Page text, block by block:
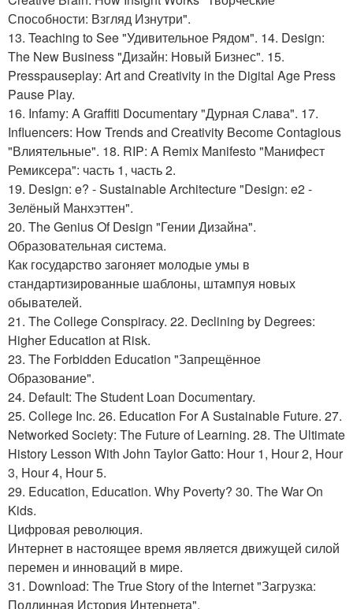
Способности: Взгляд Изнутри".
13. Teaching to See "Удивительное Рядом". 14. Design:
The New Business "Дизайн: Новый Бизнес". 15.
Presspauseplay: Art and Creativity in the Digital Age Press
Pause Play.
16. Infamy: A Graffiti Documentary "Дурная Слава". 17.
Influencers: How Trends and Creativity Become Contagious
"Влиятельные". 18. RIP: A Remix Manifesto "Манифест
Ремиксера": часть 1, часть 2.
19. Design: e? - Sustainable Architecture "Design: e2 -
Зелёный Манхэттен".
20. The Genius Of Design "Гении Дизайна".
Образовательная система.
Как государство загоняет молодые умы в
стандартизированные шаблоны, штампуя новых
обывателей.
21. The College Conspiracy. 22. Declining by Degrees:
Higher Education at Risk.
23. The Forbidden Education "Запрещённое
Образование".
24. Default: The Student Loan Documentary.
25. College Inc. 26. Education For A Sustainable Future. 27.
Networked Society: The Future of Learning. 28. The Ultimate
History Lesson With John Taylor Gatto: Hour 1, Hour 2, Hour
3, Hour 4, Hour 5.
29. Education, Education. Why Poverty? 30. The War On
Kids.
Цифровая революция.
Интернет в настоящее время является движущей силой
перемен и инноваций в мире.
31. Download: The True Story of the Internet "Загрузка:
Подлинная История Интернета".